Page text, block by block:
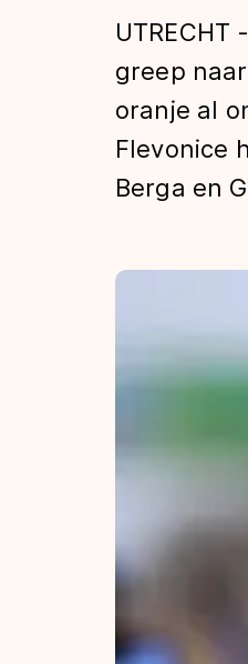
De
greep
oranje al
Flevonice
Berga en